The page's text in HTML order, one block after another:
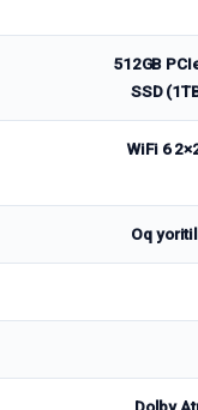
512GB
SSD
WiFi 6
Oq